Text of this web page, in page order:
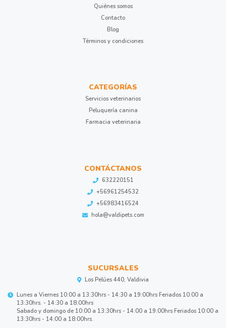
Quiénes somos
Contacto
Blog
Términos y condiciones
CATEGORÍAS
Servicios veterinarios
Peluquería canina
Farmacia veterinaria
CONTÁCTANOS
632220151
+56961254532
+56983416524
hola@valdipets.com
SUCURSALES
Los Pelúes 440, Valdivia
Lunes a Viernes 10:00 a 13:30hrs - 14:30 a 19:00hrs Feriados 10:00 a
13:30hrs. - 14:30 a 18:00hrs
Sabado y domingo de 10:00 a 13:30hrs - 14:00 a 19:00hrs Feriados 10:00 a
13:30hrs - 14:00 a 18:00hrs.